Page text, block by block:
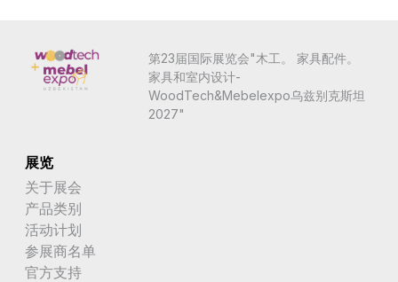
第23届国际展览会"木工。 家具配件。
家具和室内设计-
WoodTech&Mebelexpo乌兹别克斯坦
2027"
展览
关于展会
产品类别
活动计划
参展商名单
官方支持